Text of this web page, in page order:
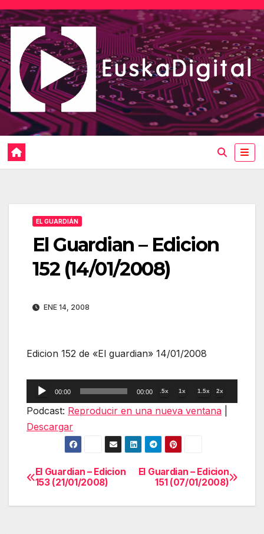
Saltar
al
contenido
EL GUARDIÁN
El Guardian – Edicion
152 (14/01/2008)
ENE 14, 2008
Edicion 152 de «El guardian» 14/01/2008
Reproductor
de
00:00 00:00 .5x 1x 1.5x 2x
Podcast: Reproducir en una nueva ventana
Descargar
Navegación
de
El Guardian – Edicion
151 (07/01/2008)
El Guardian – Edicion
153 (21/01/2008)